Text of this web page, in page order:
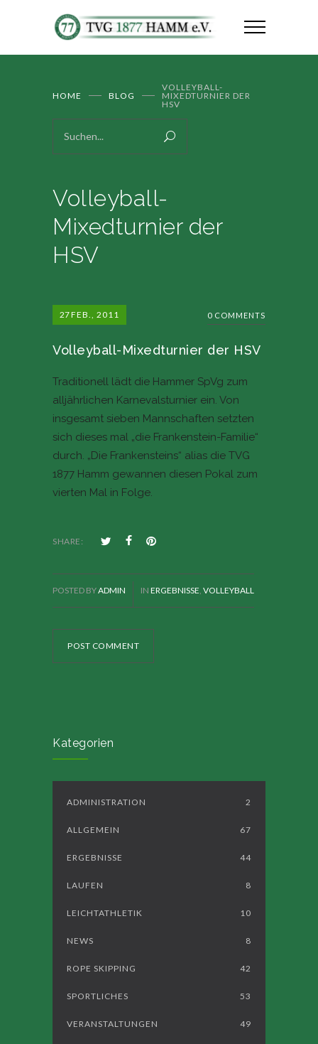
HOME BLOG
VOLLEYBALL-
MIXEDTURNIER DER
HSV
Volleyball-
Mixedturnier der
HSV
27FEB., 2011 0 COMMENTS
Volleyball-Mixedturnier der HSV
Traditionell lädt die Hammer SpVg zum
alljährlichen Karnevalsturnier ein. Von
insgesamt sieben Mannschaften setzten
sich dieses mal „die Frankenstein-Familie“
durch. „Die Frankensteins“ alias die TVG
1877 Hamm gewannen diesen Pokal zum
vierten Mal in Folge.
SHARE:
POST COMMENT
POSTED BYADMIN IN ERGEBNISSE VOLLEYBALL
Kategorien
ADMINISTRATION 2
ALLGEMEIN 67
ERGEBNISSE 44
LAUFEN 8
LEICHTATHLETIK 10
NEWS 8
ROPE SKIPPING 42
SPORTLICHES 53
VERANSTALTUNGEN 49